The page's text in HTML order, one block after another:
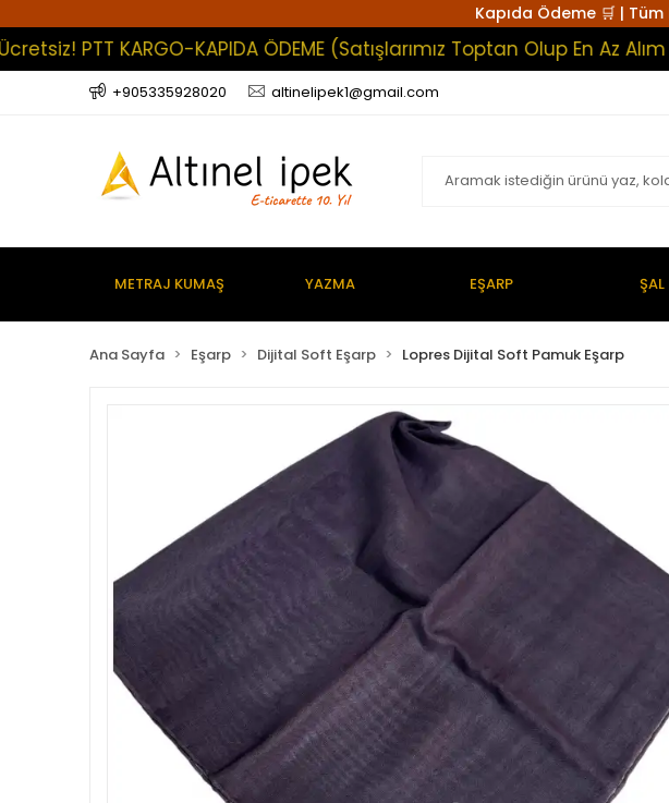
Kapıda Ödeme 🛒 |
KARGO-KAPIDA ÖDEME (Satışlarımız Toptan Olup En Az Alım 200
+905335928020 altinelipek1@gmail.com
METRAJ KUMAŞ YAZMA EŞARP ŞAL
Ana Sayfa Eşarp Dijital Soft Eşarp Lopres Dijital Soft Pamuk Eşarp